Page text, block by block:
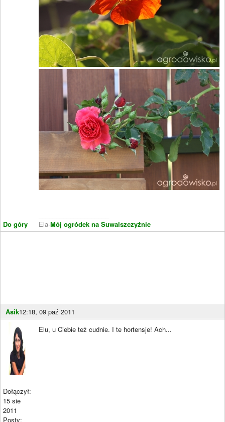
Do góry
Ela-Mój ogródek na Suwalszczyźnie
Asik12:18, 09 paź 2011
Dołączył:
15 sie
2011
Posty:
Elu, u Ciebie też cudnie. I te hortensje! Ach...